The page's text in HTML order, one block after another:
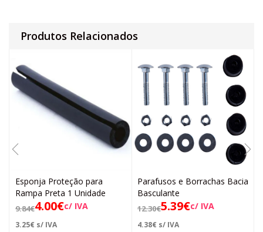
Produtos Relacionados
Esponja Proteção para
Rampa Preta 1 Unidade
9.84€4.00€c/ IVA
3.25€ s/ IVA
Parafusos e Borrachas Bacia
Basculante
12.30€5.39€c/ IVA
4.38€ s/ IVA